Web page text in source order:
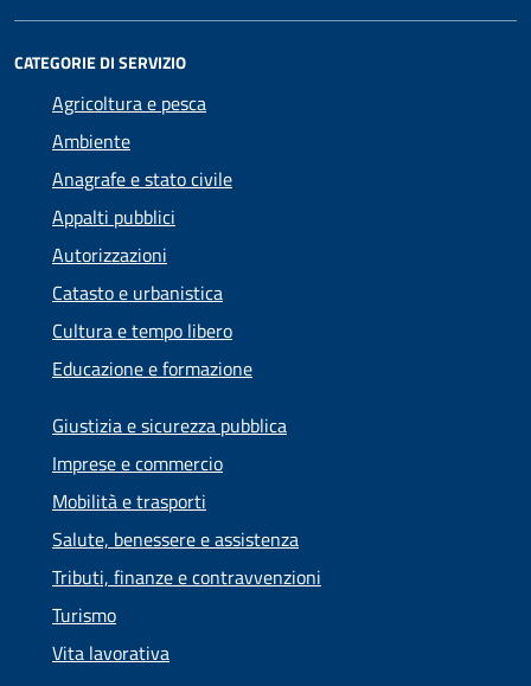
CATEGORIE DI SERVIZIO
Agricoltura e pesca
Ambiente
Anagrafe e stato civile
Appalti pubblici
Autorizzazioni
Catasto e urbanistica
Cultura e tempo libero
Educazione e formazione
Giustizia e sicurezza pubblica
Imprese e commercio
Mobilità e trasporti
Salute, benessere e assistenza
Tributi, finanze e contravvenzioni
Turismo
Vita lavorativa